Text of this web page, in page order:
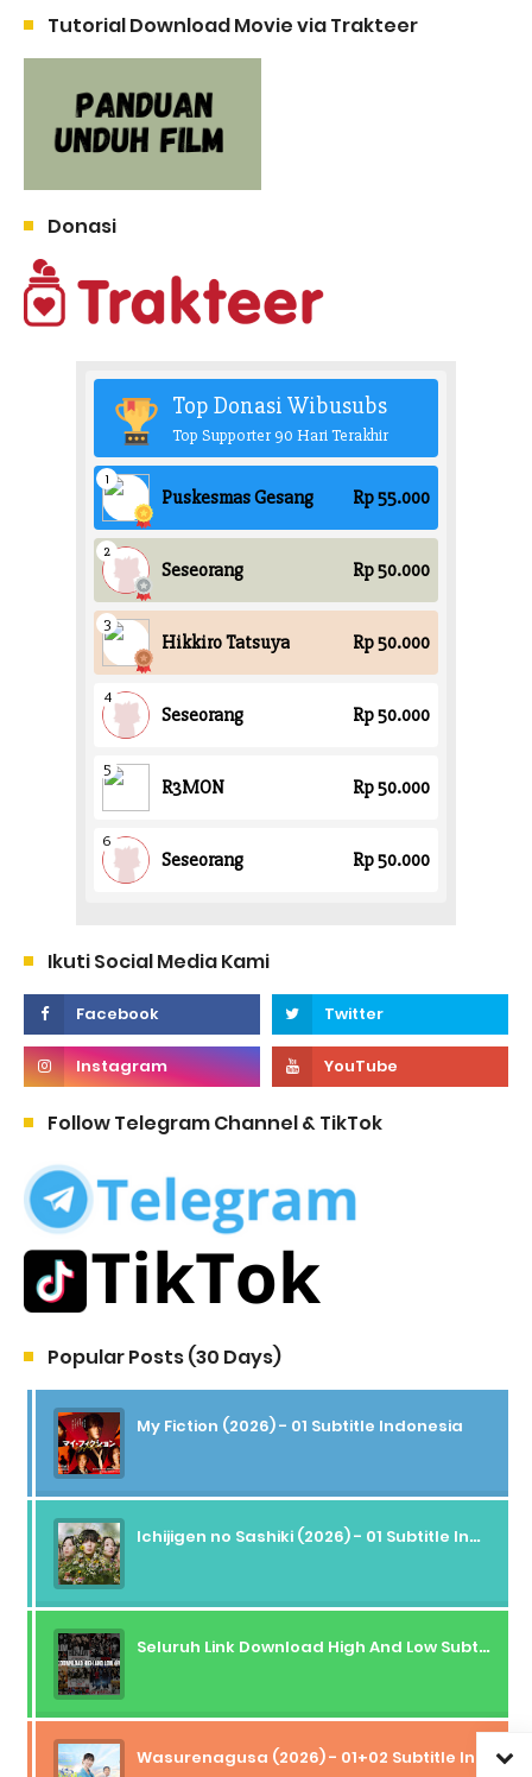
Tutorial Download Movie via Trakteer
Donasi
Ikuti Social Media Kami
Follow Telegram Channel & TikTok
Popular Posts (30 Days)
My Fiction (2026) - 01 Subtitle Indonesia
Ichijigen no Sashiki (2026) - 01 Subtitle Indonesia
Seluruh Link Download High And Low Subtitle Indonesia